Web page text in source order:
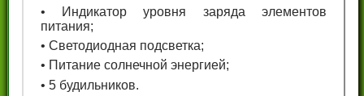
• Индикатор уровня заряда элементов
питания;
• Светодиодная подсветка;
• Питание солнечной энергией;
• 5 будильников.